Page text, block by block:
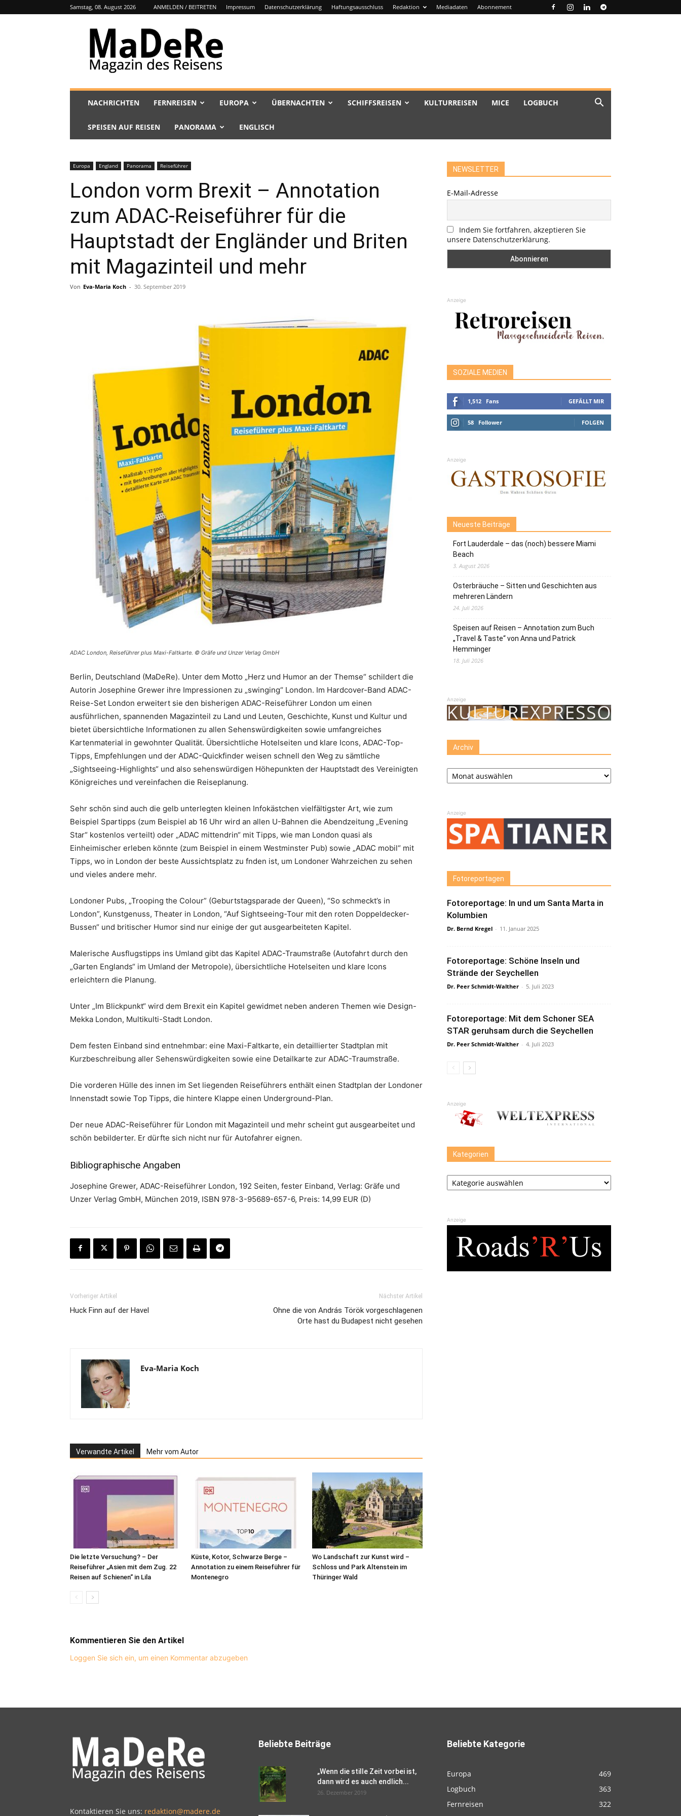
Samstag, 08. August 2026 ANMELDEN / BEITRETEN Impressum Datenschutzerklärung Haftungsausschluss Redaktion Mediadaten Abonnement
MaDeRe
NACHRICHTEN FERNREISEN EUROPA ÜBERNACHTEN SCHIFFSREISEN KULTURREISEN MICE LOGBUCH
SPEISEN AUF REISEN PANORAMA ENGLISCH
Europa England Panorama Reiseführer
London vorm Brexit – Annotation
zum ADAC-Reiseführer für die
Hauptstadt der Engländer und Briten
mit Magazinteil und mehr
Von Eva-Maria Koch - 30. September 2019
ADAC London, Reiseführer plus Maxi-Faltkarte. © Gräfe und Unzer Verlag GmbH
Berlin, Deutschland (MaDeRe). Unter dem Motto „Herz und Humor an der Themse“ schildert die
Autorin Josephine Grewer ihre Impressionen zu „swinging“ London. Im Hardcover-Band ADAC-
Reise-Set London erweitert sie den bisherigen ADAC-Reiseführer London um einen
ausführlichen, spannenden Magazinteil zu Land und Leuten, Geschichte, Kunst und Kultur und
bietet übersichtliche Informationen zu allen Sehenswürdigkeiten sowie umfangreiches
Kartenmaterial in gewohnter Qualität. Übersichtliche Hotelseiten und klare Icons, ADAC-Top-
Tipps, Empfehlungen und der ADAC-Quickfinder weisen schnell den Weg zu sämtliche
„Sightseeing-Highlights“ und also sehenswürdigen Höhepunkten der Hauptstadt des Vereinigten
Königreiches und vereinfachen die Reiseplanung.
Sehr schön sind auch die gelb unterlegten kleinen Infokästchen vielfältigster Art, wie zum
Beispiel Spartipps (zum Beispiel ab 16 Uhr wird an allen U-Bahnen die Abendzeitung „Evening
Star“ kostenlos verteilt) oder „ADAC mittendrin“ mit Tipps, wie man London quasi als
Einheimischer erleben könnte (zum Beispiel in einem Westminster Pub) sowie „ADAC mobil“ mit
Tipps, wo in London der beste Aussichtsplatz zu fnden ist, um Londoner Wahrzeichen zu sehen
und vieles andere mehr.
Londoner Pubs, „Trooping the Colour” (Geburtstagsparade der Queen), “So schmeckt’s in
London”, Kunstgenuss, Theater in London, “Auf Sightseeing-Tour mit den roten Doppeldecker-
Bussen“ und britischer Humor sind nur einige der gut ausgearbeiteten Kapitel.
Malerische Ausflugstipps ins Umland gibt das Kapitel ADAC-Traumstraße (Autofahrt durch den
„Garten Englands“ im Umland der Metropole), übersichtliche Hotelseiten und klare Icons
erleichtern die Planung.
Unter „Im Blickpunkt“ wird dem Brexit ein Kapitel gewidmet neben anderen Themen wie Design-
Mekka London, Multikulti-Stadt London.
Dem festen Einband sind entnehmbar: eine Maxi-Faltkarte, ein detaillierter Stadtplan mit
Kurzbeschreibung aller Sehenswürdigkeiten sowie eine Detailkarte zur ADAC-Traumstraße.
Die vorderen Hülle des innen im Set liegenden Reiseführers enthält einen Stadtplan der Londoner
Innenstadt sowie Top Tipps, die hintere Klappe einen Underground-Plan.
Der neue ADAC-Reiseführer für London mit Magazinteil und mehr scheint gut ausgearbeitet und
schön bebilderter. Er dürfte sich nicht nur für Autofahrer eignen.
Bibliographische Angaben
Josephine Grewer, ADAC-Reiseführer London, 192 Seiten, fester Einband, Verlag: Gräfe und
Unzer Verlag GmbH, München 2019, ISBN 978-3-95689-657-6, Preis: 14,99 EUR (D)
Vorheriger Artikel
Huck Finn auf der Havel
Nächster Artikel
Ohne die von András Török vorgeschlagenen
Orte hast du Budapest nicht gesehen
Eva-Maria Koch
Verwandte Artikel Mehr vom Autor
Die letzte Versuchung? – Der
Reiseführer „Asien mit dem Zug. 22
Reisen auf Schienen“ in Lila
Küste, Kotor, Schwarze Berge –
Annotation zu einem Reiseführer für
Montenegro
Wo Landschaft zur Kunst wird –
Schloss und Park Altenstein im
Thüringer Wald
Kommentieren Sie den Artikel
Loggen Sie sich ein, um einen Kommentar abzugeben
NEWSLETTER
E-Mail-Adresse
Indem Sie fortfahren, akzeptieren Sie
unsere Datenschutzerklärung.
Anzeige
SOZIALE MEDIEN
1,512 Fans GEFÄLLT MIR
58 Follower FOLGEN
Anzeige
Neueste Beiträge
Fort Lauderdale – das (noch) bessere Miami
Beach
3. August 2026
Osterbräuche – Sitten und Geschichten aus
mehreren Ländern
24. Juli 2026
Speisen auf Reisen – Annotation zum Buch
„Travel & Taste“ von Anna und Patrick
Hemminger
18. Juli 2026
Anzeige
Archiv
Archiv
Anzeige
Fotoreportagen
Fotoreportage: In und um Santa Marta in
Kolumbien
Dr. Bernd Kregel - 11. Januar 2025
Fotoreportage: Schöne Inseln und
Strände der Seychellen
Dr. Peer Schmidt-Walther - 5. Juli 2023
Fotoreportage: Mit dem Schoner SEA
STAR geruhsam durch die Seychellen
Dr. Peer Schmidt-Walther - 4. Juli 2023
Anzeige
Kategorien
Kategorien
Anzeige
Kontaktieren Sie uns: redaktion@madere.de
Beliebte Beiträge
„Wenn die stille Zeit vorbei ist,
dann wird es auch endlich...
26. Dezember 2019
Beliebte Kategorie
Europa
469
Logbuch
363
Fernreisen
322